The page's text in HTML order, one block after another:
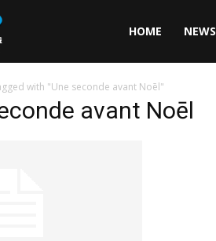
HOME NEWS
with "Une seconde avant Noēl"
avant Noēl